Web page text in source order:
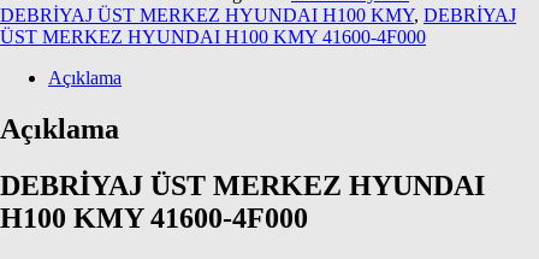
DEBRİYAJ ÜST MERKEZ HYUNDAI H100 KMY, DEBRİYAJ
ÜST MERKEZ HYUNDAI H100 KMY 41600-4F000
Açıklama
Açıklama
DEBRİYAJ ÜST MERKEZ HYUNDAI
H100 KMY 41600-4F000